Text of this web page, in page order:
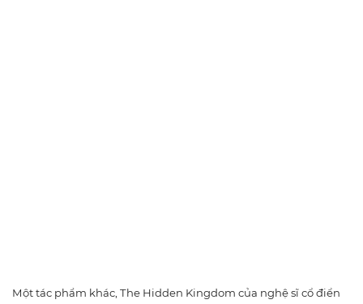
Một tác phẩm khác, The Hidden Kingdom của nghệ sĩ cổ điển